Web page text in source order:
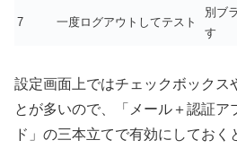
7 一度ログアウトしてテスト
別ブ
す
設定画面上ではチェックボックス
とが多いので、「メール＋認証ア
ド」の三本立てで有効にしてお